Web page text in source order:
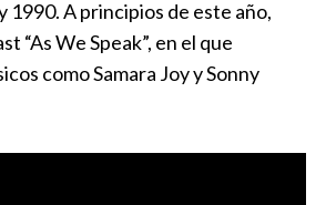
1990. A principios de este año,
“As We Speak”, en el que
como Samara Joy y Sonny